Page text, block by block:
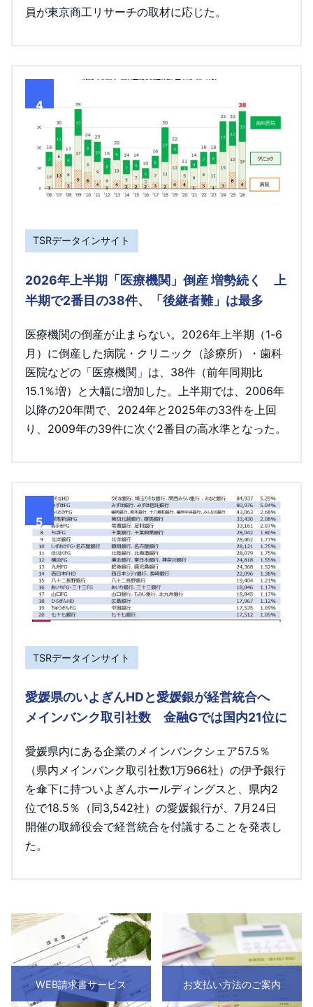
員が東京商工リサーチの取材に応じた。
4
TSRデータインサイト
2026年上半期「医療機関」倒産 増勢続く 上
半期で2番目の38件、「後継者難」は最多
医療機関の倒産が止まらない。2026年上半期（1-6
月）に倒産した病院・クリニック（診療所）・歯科
医院などの「医療機関」は、38件（前年同期比
15.1％増）と大幅に増加した。上半期では、2006年
以降の20年間で、2024年と2025年の33件を上回
り、2009年の39件に次ぐ2番目の高水準となった。
5
TSRデータインサイト
愛媛県のいよぎんHDと愛媛銀が経営統合へ
メインバンク取引社数 金融Gでは国内21位に
愛媛県内にある企業のメインバンクシェア57.5％
（県内メインバンク取引社数1万966社）の伊予銀行
を傘下に持ついよぎんホールディングスと、県内2
位で18.5％（同3,542社）の愛媛銀行が、7月24日
開催の取締役会で経営統合を付議することを発表し
た。
WEB請求書サービス お支払い方法のご案内